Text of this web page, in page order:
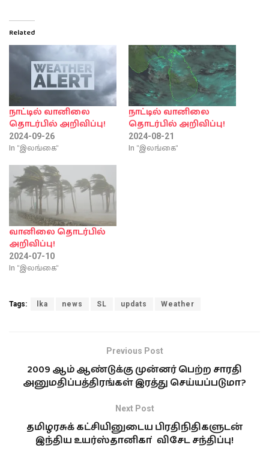
Related
நாட்டில் வானிலை
தொடர்பில் அறிவிப்பு!
2024-09-26
In "இலங்கை"
நாட்டில் வானிலை
தொடர்பில் அறிவிப்பு!
2024-08-21
In "இலங்கை"
வானிலை தொடர்பில்
அறிவிப்பு!
2024-07-10
In "இலங்கை"
Tags: lka news SL updats Weather
Previous Post
2009 ஆம் ஆண்டுக்கு முன்னர் பெற்ற சாரதி
அனுமதிப்பத்திரங்கள் இரத்து செய்யப்படுமா?
Next Post
தமிழரசுக் கட்சியினுடைய பிரதிநிதிகளுடன்
இந்திய உயர்ஸ்தானிகா் விசேட சந்திப்பு!